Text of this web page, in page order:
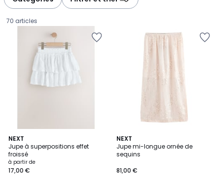
70 articles
NEXT
Jupe à superpositions effet
froissé
Prix
à
à partir de
17,00 €
6
Couleurs
NEXT
Jupe mi-longue ornée de
sequins
81,00 €